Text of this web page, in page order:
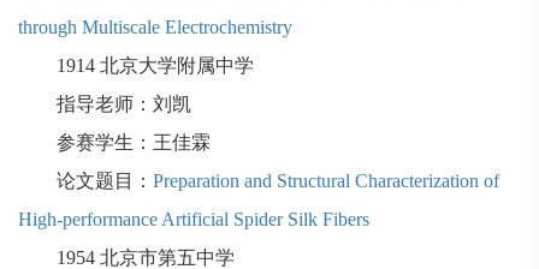
through Multiscale Electrochemistry
1914 北京大学附属中学
指导老师：刘凯
参赛学生：王佳霖
论文题目： Preparation and Structural Characterization of
High-performance Artificial Spider Silk Fibers
1954 北京市第五中学